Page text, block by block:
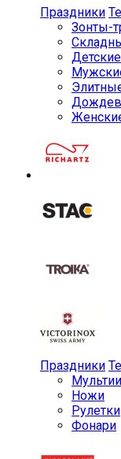
Праздники
Зонты-
Праздники
Ножи
Рулетки
Фонари